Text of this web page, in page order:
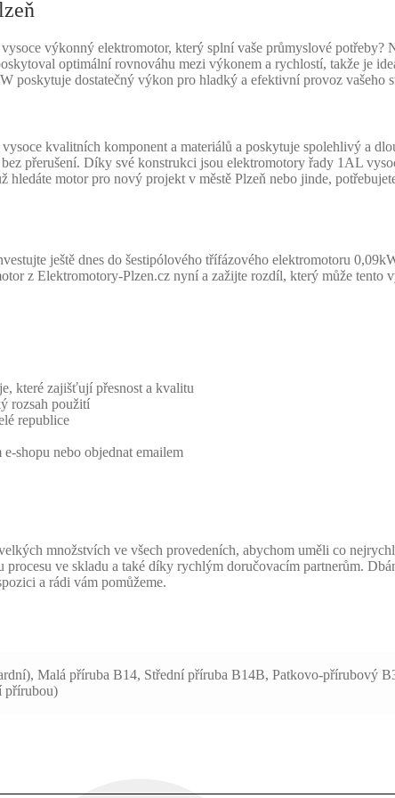
výkonný elektromotor, který splní vaše průmyslové potřeby?
optimální rovnováhu mezi výkonem a rychlostí, takže je
poskytuje dostatečný výkon pro hladký a efektivní provoz vašeho
kvalitních komponent a materiálů a poskytuje spolehlivý a
přerušení. Díky své konstrukci jsou elektromotory řady 1AL
motor pro nový projekt v městě Plzeň nebo jinde,
ještě dnes do šestipólového třífázového elektromotoru
z Elektromotory-Plzen.cz nyní a zažijte rozdíl, který může
které zajišťují přesnost a kvalitu
rozsah použití
republice
shopu nebo objednat emailem
množstvích ve všech provedeních, abychom uměli co
ve skladu a také díky rychlým doručovacím partnerům.
a rádi vám pomůžeme.
Malá příruba B14, Střední příruba B14B, Patkovo-přírubový
přírubou)